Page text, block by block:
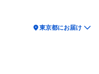
location_on東京都にお届け